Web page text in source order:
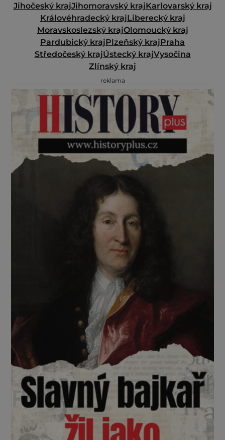
Jihočeský krajJihomoravský krajKarlovarský kraj
Královéhradecký krajLiberecký kraj
Moravskoslezský krajOlomoucký kraj
Pardubický krajPlzeňský krajPraha
Středočeský krajÚstecký krajVysočina
Zlínský kraj
reklama